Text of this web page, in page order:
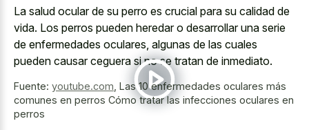
La salud ocular de su perro es crucial para su calidad de
vida. Los perros pueden heredar o desarrollar una serie
de enfermedades oculares, algunas de las cuales
pueden causar ceguera si no se tratan de inmediato.
Fuente: youtube.com Las 10 enfermedades oculares más
comunes en perros Cómo tratar las infecciones oculares en
perros